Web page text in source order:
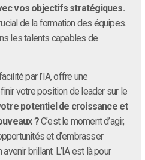
vos objectifs stratégiques.
de la formation des équipes.
les talents capables de
par l’IA, offre une
votre position de leader sur le
potentiel de croissance et
?C’est le moment d’agir,
et d’embrasser
avenir brillant. L’IA est là pour